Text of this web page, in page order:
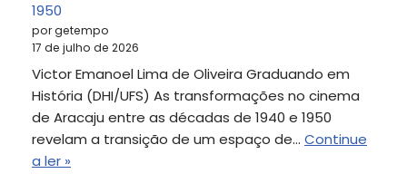
1950
por getempo
17 de julho de 2026
Victor Emanoel Lima de Oliveira Graduando em
História (DHI/UFS) As transformações no cinema
de Aracaju entre as décadas de 1940 e 1950
revelam a transição de um espaço de… Continue
a ler »